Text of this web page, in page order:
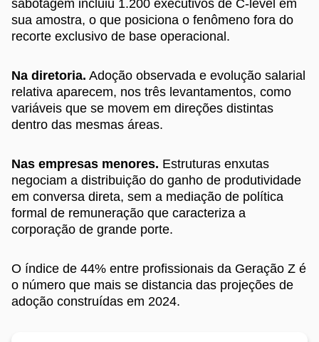
sabotagem incluiu 1.200 executivos de C-level em
sua amostra, o que posiciona o fenômeno fora do
recorte exclusivo de base operacional.
Na diretoria. Adoção observada e evolução salarial
relativa aparecem, nos três levantamentos, como
variáveis que se movem em direções distintas
dentro das mesmas áreas.
Nas empresas menores. Estruturas enxutas
negociam a distribuição do ganho de produtividade
em conversa direta, sem a mediação de política
formal de remuneração que caracteriza a
corporação de grande porte.
O índice de 44% entre profissionais da Geração Z é
o número que mais se distancia das projeções de
adoção construídas em 2024.